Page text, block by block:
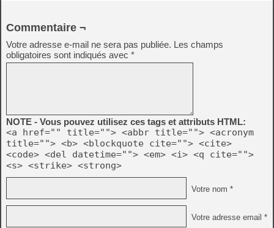
Commentaire ¬
Votre adresse e-mail ne sera pas publiée. Les champs
obligatoires sont indiqués avec *
NOTE - Vous pouvez utilisez ces tags et attributs HTML:
<a href="" title=""> <abbr title=""> <acronym
title=""> <b> <blockquote cite=""> <cite>
<code> <del datetime=""> <em> <i> <q cite="">
<s> <strike> <strong>
Votre nom *
Votre adresse email *